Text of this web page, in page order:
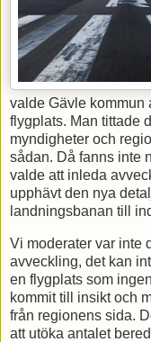
valde Gävle kommun
flygplats. Man tittade
myndigheter och
sådan. Då fanns inte
valde att inleda
upphävt den nya
landningsbanan till
Vi moderater var inte
avveckling, det kan
en flygplats som
kommit till insikt och
från regionens sida.
att utöka antalet